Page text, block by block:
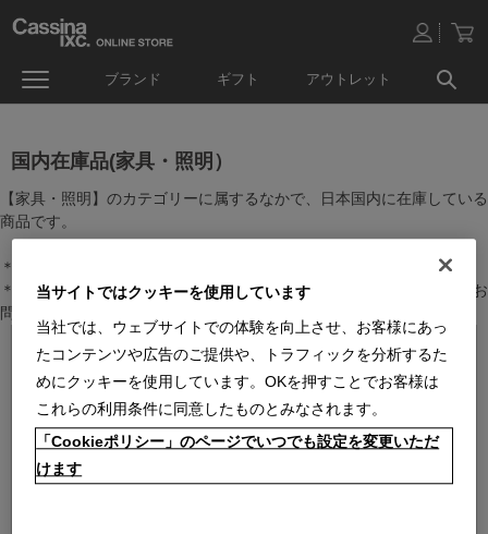
ブランド ギフト アウトレット
国内在庫品(家具・照明）
【家具・照明】のカテゴリーに属するなかで、日本国内に在庫している
商品です。
＊絞り込み機能で商品検索することができます。
＊全店舗で在庫を共有しておりますので、最新の在庫状況についてはお
問い合わせください。
当サイトではクッキーを使用しています
当社では、ウェブサイトでの体験を向上させ、お客様にあっ
たコンテンツや広告のご提供や、トラフィックを分析するた
めにクッキーを使用しています。OKを押すことでお客様は
これらの利用条件に同意したものとみなされます。
「Cookieポリシー」のページでいつでも設定を変更いただ
けます